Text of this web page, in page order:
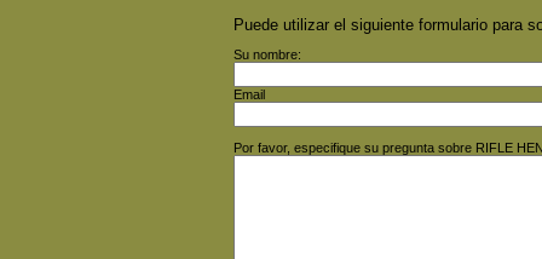
Puede utilizar el siguiente formulario para
Su nombre:
Email
Por favor, especifique su pregunta sobre RIFLE